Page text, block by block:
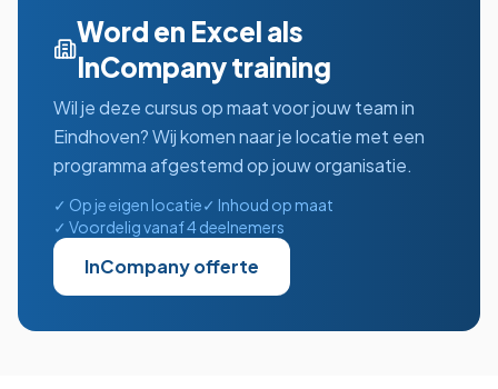
Word en Excel als
InCompany training
Wil je deze cursus op maat voor jouw team in
Eindhoven? Wij komen naar je locatie met een
programma afgestemd op jouw organisatie.
✓ Op je eigen locatie✓ Inhoud op maat
✓ Voordelig vanaf 4 deelnemers
InCompany offerte